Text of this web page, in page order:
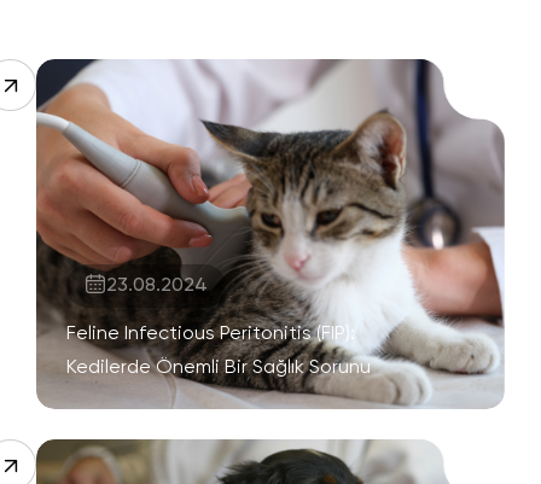
23.08.2024
Feline Infectious Peritonitis (FIP):
Kedilerde Önemli Bir Sağlık Sorunu